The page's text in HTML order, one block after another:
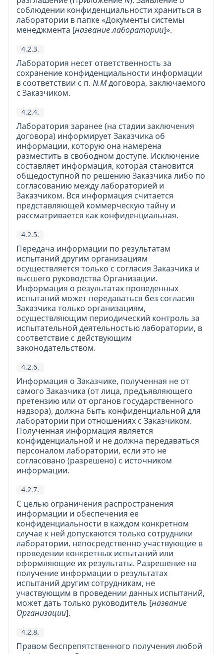
соблюдении конфиденциальности храниться в
лаборатории в папке «Документы системы
менеджмента [название лаборатории]».
4.2.3.
Лаборатория несет ответственность за
сохранение конфиденциальности информации
в соответствии с п. N.Mдоговора, заключаемого
с Заказчиком.
4.2.4.
Лаборатория заранее (на стадии заключения
договора) информирует Заказчика об
информации, которую она намерена
разместить в свободном доступе. Исключение
составляет информация, которая становится
общедоступной по решению Заказчика либо по
согласованию между лабораторией и
Заказчиком. Вся информация считается
представляющей коммерческую тайну и
рассматривается как конфиденциальная.
4.2.5.
Передача информации по результатам
испытаний другим организациям
осуществляется только с согласия Заказчика и
высшего руководства Организации.
Информация о результатах проведенных
испытаний может передаваться без согласия
Заказчика только организациям,
осуществляющим периодический контроль за
испытательной деятельностью лаборатории, в
соответствие с действующим
законодательством.
4.2.6.
Информация о Заказчике, полученная не от
самого Заказчика (от лица, предъявляющего
претензию или от органов государственного
надзора), должна быть конфиденциальной для
лаборатории при отношениях с Заказчиком.
Полученная информация является
конфиденциальной и не должна передаваться
персоналом лаборатории, если это не
согласовано (разрешено) с источником
информации.
4.2.7.
С целью ограничения распространения
информации и обеспечения ее
конфиденциальности в каждом конкретном
случае к ней допускаются только сотрудники
лаборатории, непосредственно участвующие в
проведении конкретных испытаний или
оформляющие их результаты. Разрешение на
получение информации о результатах
испытаний другим сотрудникам, не
участвующим в проведении данных испытаний,
может дать только руководитель [название
Организации].
4.2.8.
Правом беспрепятственного получения любой